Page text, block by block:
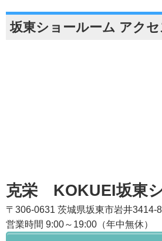
坂東ショールーム アク
克栄 KOKUEI坂東
〒306-0631 茨城県坂東市岩井3414-8
営業時間 9:00～19:00（年中無休）